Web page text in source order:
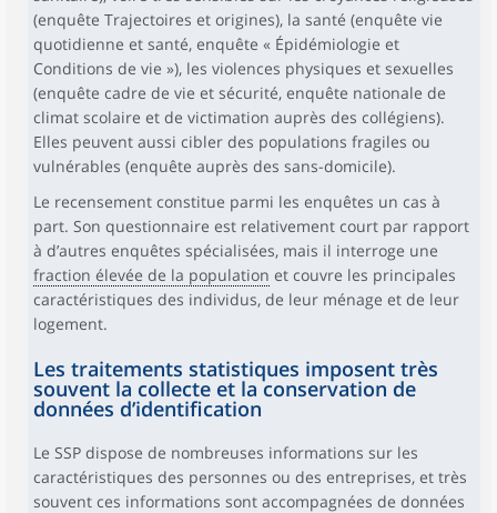
(enquête Trajectoires et origines), la santé (enquête vie
quotidienne et santé, enquête « Épidémiologie et
Conditions de vie »), les violences physiques et sexuelles
(enquête cadre de vie et sécurité, enquête nationale de
climat scolaire et de victimation auprès des collégiens).
Elles peuvent aussi cibler des populations fragiles ou
vulnérables (enquête auprès des sans-domicile).
Le recensement constitue parmi les enquêtes un cas à
part. Son questionnaire est relativement court par rapport
à d’autres enquêtes spécialisées, mais il interroge une
fraction élevée de la population et couvre les principales
caractéristiques des individus, de leur ménage et de leur
logement.
Les traitements statistiques imposent très
souvent la collecte et la conservation de
données d’identification
Le SSP dispose de nombreuses informations sur les
caractéristiques des personnes ou des entreprises, et très
souvent ces informations sont accompagnées de données